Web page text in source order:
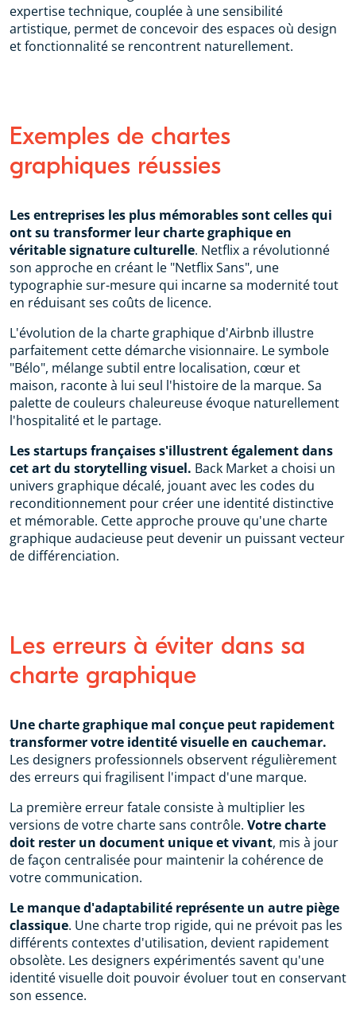
expertise technique, couplée à une sensibilité
artistique, permet de concevoir des espaces où design
et fonctionnalité se rencontrent naturellement.
Exemples de chartes
graphiques réussies
Les entreprises les plus mémorables sont celles qui
ont su transformer leur charte graphique en
véritable signature culturelle. Netflix a révolutionné
son approche en créant le "Netflix Sans", une
typographie sur-mesure qui incarne sa modernité tout
en réduisant ses coûts de licence.
L'évolution de la charte graphique d'Airbnb illustre
parfaitement cette démarche visionnaire. Le symbole
"Bélo", mélange subtil entre localisation, cœur et
maison, raconte à lui seul l'histoire de la marque. Sa
palette de couleurs chaleureuse évoque naturellement
l'hospitalité et le partage.
Les startups françaises s'illustrent également dans
cet art du storytelling visuel. Back Market a choisi un
univers graphique décalé, jouant avec les codes du
reconditionnement pour créer une identité distinctive
et mémorable. Cette approche prouve qu'une charte
graphique audacieuse peut devenir un puissant vecteur
de différenciation.
Les erreurs à éviter dans sa
charte graphique
Une charte graphique mal conçue peut rapidement
transformer votre identité visuelle en cauchemar.
Les designers professionnels observent régulièrement
des erreurs qui fragilisent l'impact d'une marque.
La première erreur fatale consiste à multiplier les
versions de votre charte sans contrôle. Votre charte
doit rester un document unique et vivant, mis à jour
de façon centralisée pour maintenir la cohérence de
votre communication.
Le manque d'adaptabilité représente un autre piège
classique. Une charte trop rigide, qui ne prévoit pas les
différents contextes d'utilisation, devient rapidement
obsolète. Les designers expérimentés savent qu'une
identité visuelle doit pouvoir évoluer tout en conservant
son essence.